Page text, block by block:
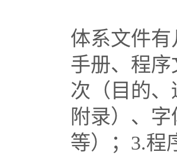
体系文件
手册、程
次（目的
附录）、
等）；3.程